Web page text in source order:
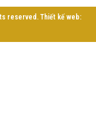
reserved. Thiết kế web: